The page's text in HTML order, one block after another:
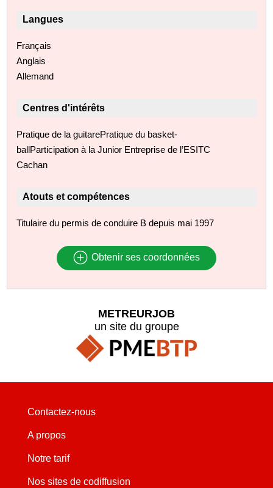
Langues
Français
Anglais
Allemand
Centres d'intérêts
Pratique de la guitarePratique du basket-
ballParticipation à la Junior Entreprise de l’ESITC
Cachan
Atouts et compétences
Titulaire du permis de conduire B depuis mai 1997
Obtenir ses coordonnées
METREURJOB
un site du groupe
Contactez-nous
A propos
Notre tarif
Nos sites de codiffusion